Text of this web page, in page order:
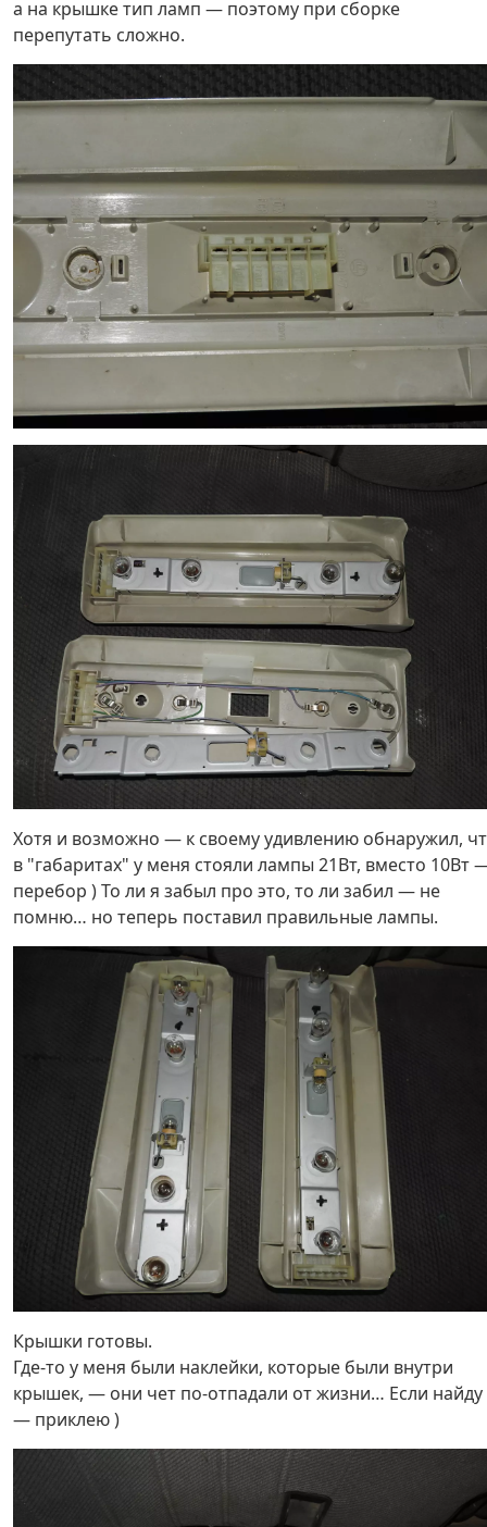
а на крышке тип ламп — поэтому при сборке
перепутать сложно.
Хотя и возможно — к своему удивлению обнаружил,
в "габаритах" у меня стояли лампы 21Вт, вместо 10Вт
перебор ) То ли я забыл про это, то ли забил — не
помню… но теперь поставил правильные лампы.
Крышки готовы.
Где-то у меня были наклейки, которые были внутри
крышек, — они чет по-отпадали от жизни… Если найду
— приклею )